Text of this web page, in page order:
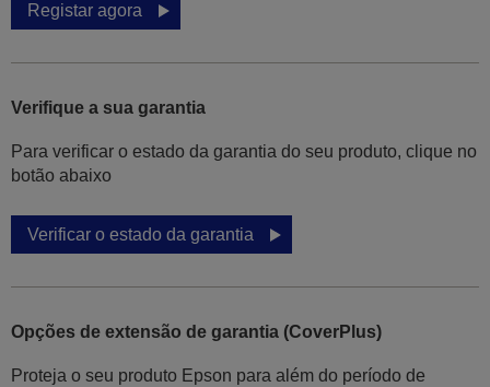
Registar agora
Verifique a sua garantia
Para verificar o estado da garantia do seu produto, clique no
botão abaixo
Verificar o estado da garantia
Opções de extensão de garantia (CoverPlus)
Proteja o seu produto Epson para além do período de